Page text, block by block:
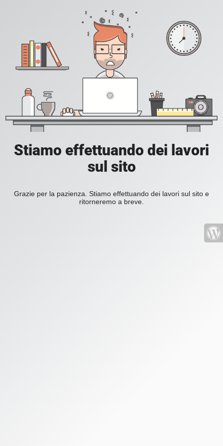
Stiamo effettuando dei lavori
sul sito
Grazie per la pazienza. Stiamo effettuando dei lavori sul sito e
ritorneremo a breve.